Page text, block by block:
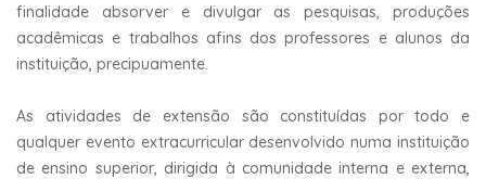
finalidade absorver e divulgar as pesquisas, produções
acadêmicas e trabalhos afins dos professores e alunos da
instituição, precipuamente.
As atividades de extensão são constituídas por todo e
qualquer evento extracurricular desenvolvido numa instituição
de ensino superior, dirigida à comunidade interna e externa,